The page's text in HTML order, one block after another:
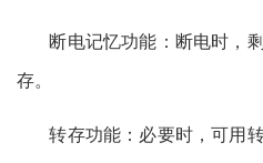
断电记忆功能：断电时，剩
存。
转存功能：必要时，可用转